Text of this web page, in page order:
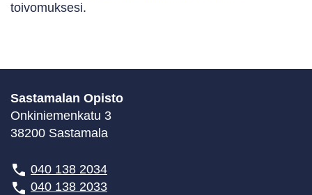
toivomuksesi.
Sastamalan Opisto
Onkiniemenkatu 3
38200 Sastamala
040 138 2034
040 138 2033